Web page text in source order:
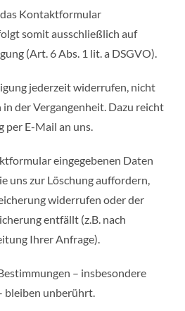
Kontaktformular
somit ausschließlich auf
(Art. 6 Abs. 1 lit. a DSGVO).
jederzeit widerrufen, nicht
der Vergangenheit. Dazu reicht
E-Mail an uns.
eingegebenen Daten
uns zur Löschung auffordern,
widerrufen oder der
entfällt (z.B. nach
Ihrer Anfrage).
– insbesondere
bleiben unberührt.